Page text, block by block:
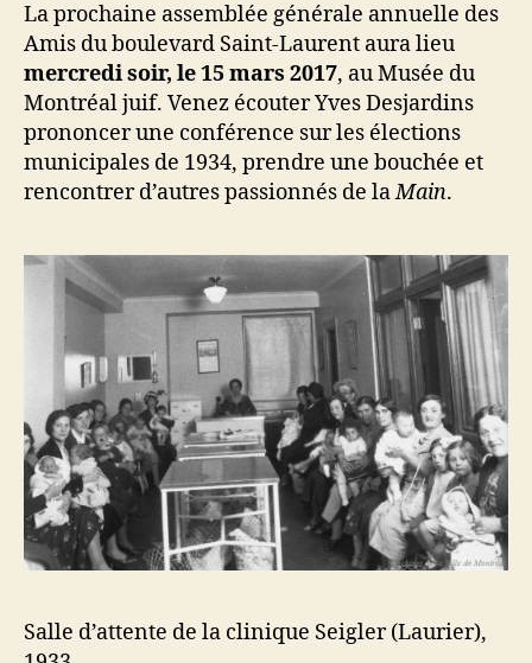
La prochaine assemblée générale annuelle des
Amis du boulevard Saint-Laurent aura lieu
mercredi soir, le 15 mars 2017, au Musée du
Montréal juif. Venez écouter Yves Desjardins
prononcer une conférence sur les élections
municipales de 1934, prendre une bouchée et
rencontrer d’autres passionnés de laMain.
Salle d’attente de la clinique Seigler (Laurier),